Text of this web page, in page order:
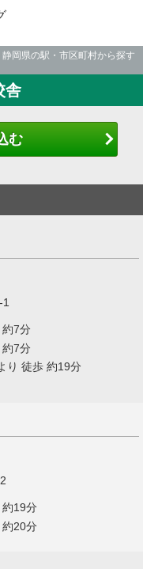
静岡県の駅・市区町村から探す
舎
む
約7分
約7分
り 徒歩 約19分
約19分
約20分